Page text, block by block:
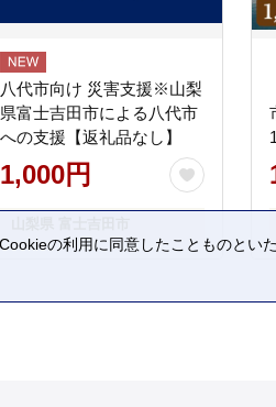
八代市向け 災害支援※山梨
県富士吉田市による八代市
への支援【返礼品なし】
1,000円
の利用に同意したことものといた